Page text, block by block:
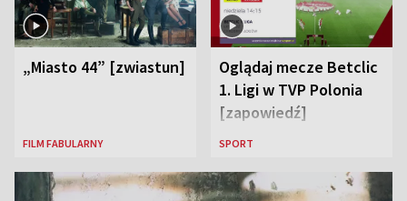
„Miasto 44” [zwiastun]
FILM FABULARNY
Oglądaj mecze Betclic
1. Ligi w TVP Polonia
[zapowiedź]
SPORT